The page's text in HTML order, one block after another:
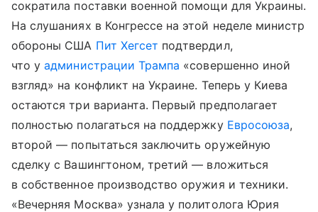
сократила поставки военной помощи для Украины.
На слушаниях в Конгрессе на этой неделе министр
обороны США Пит Хегсет подтвердил,
что уадминистрации Трампа «совершенно иной
взгляд» на конфликт на Украине. Теперь у Киева
остаются три варианта. Первый предполагает
полностью полагаться на поддержку Евросоюза,
второй — попытаться заключить оружейную
сделку с Вашингтоном, третий — вложиться
в собственное производство оружия и техники.
«Вечерняя Москва» узнала у политолога Юрия